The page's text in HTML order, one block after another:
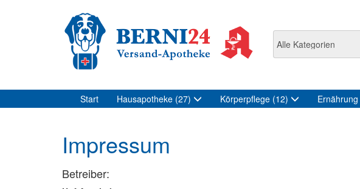
Start Hausapotheke (27) Körperpflege (12) Ernährung
Impressum
Betreiber: